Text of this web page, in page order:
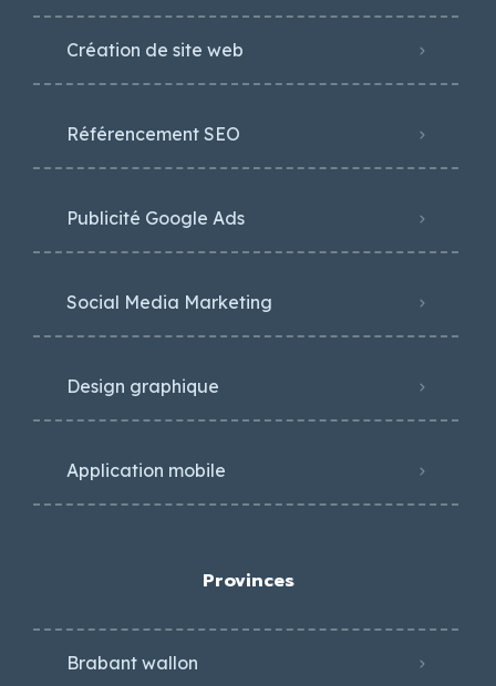
Création de site web
Référencement SEO
Publicité Google Ads
Social Media Marketing
Design graphique
Application mobile
Provinces
Brabant wallon